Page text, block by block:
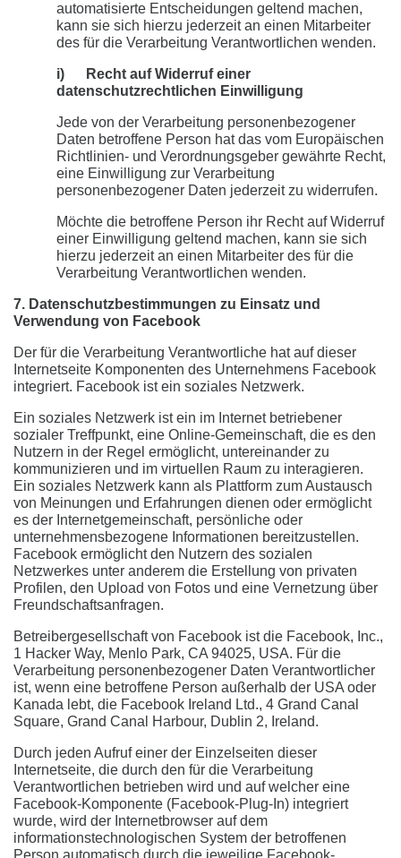
automatisierte Entscheidungen geltend machen,
kann sie sich hierzu jederzeit an einen Mitarbeiter
des für die Verarbeitung Verantwortlichen wenden.
i) Recht auf Widerruf einer
datenschutzrechtlichen Einwilligung
Jede von der Verarbeitung personenbezogener
Daten betroffene Person hat das vom Europäischen
Richtlinien- und Verordnungsgeber gewährte Recht,
eine Einwilligung zur Verarbeitung
personenbezogener Daten jederzeit zu widerrufen.
Möchte die betroffene Person ihr Recht auf Widerruf
einer Einwilligung geltend machen, kann sie sich
hierzu jederzeit an einen Mitarbeiter des für die
Verarbeitung Verantwortlichen wenden.
7. Datenschutzbestimmungen zu Einsatz und
Verwendung von Facebook
Der für die Verarbeitung Verantwortliche hat auf dieser
Internetseite Komponenten des Unternehmens Facebook
integriert. Facebook ist ein soziales Netzwerk.
Ein soziales Netzwerk ist ein im Internet betriebener
sozialer Treffpunkt, eine Online-Gemeinschaft, die es den
Nutzern in der Regel ermöglicht, untereinander zu
kommunizieren und im virtuellen Raum zu interagieren.
Ein soziales Netzwerk kann als Plattform zum Austausch
von Meinungen und Erfahrungen dienen oder ermöglicht
es der Internetgemeinschaft, persönliche oder
unternehmensbezogene Informationen bereitzustellen.
Facebook ermöglicht den Nutzern des sozialen
Netzwerkes unter anderem die Erstellung von privaten
Profilen, den Upload von Fotos und eine Vernetzung über
Freundschaftsanfragen.
Betreibergesellschaft von Facebook ist die Facebook, Inc.,
1 Hacker Way, Menlo Park, CA 94025, USA. Für die
Verarbeitung personenbezogener Daten Verantwortlicher
ist, wenn eine betroffene Person außerhalb der USA oder
Kanada lebt, die Facebook Ireland Ltd., 4 Grand Canal
Square, Grand Canal Harbour, Dublin 2, Ireland.
Durch jeden Aufruf einer der Einzelseiten dieser
Internetseite, die durch den für die Verarbeitung
Verantwortlichen betrieben wird und auf welcher eine
Facebook-Komponente (Facebook-Plug-In) integriert
wurde, wird der Internetbrowser auf dem
informationstechnologischen System der betroffenen
Person automatisch durch die jeweilige Facebook-